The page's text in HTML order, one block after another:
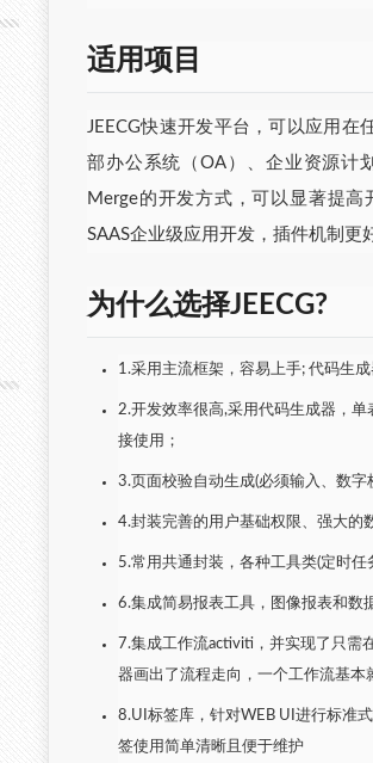
适用项目
JEECG快速开发平台，可以应用在
部办公系统（OA）、企业资源计
Merge的开发方式，可以显著提高
SAAS企业级应用开发，插件机制更
为什么选择JEECG?
1.采用主流框架，容易上手; 代码生
2.开发效率很高,采用代码生成器，
接使用；
3.页面校验自动生成(必须输入、数
4.封装完善的用户基础权限、强大的
5.常用共通封装，各种工具类(定时
6.集成简易报表工具，图像报表和数
7.集成工作流activiti，并实现了只需
器画出了流程走向，一个工作流基本
8.UI标签库，针对WEB UI进行标准
签使用简单清晰且便于维护